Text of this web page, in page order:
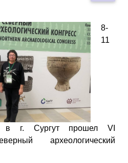
8-
11
в г. Сургут прошел VI
археологический